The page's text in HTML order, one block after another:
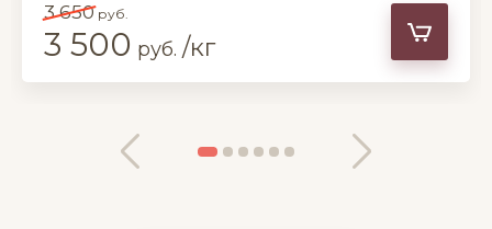
3 650руб.
3 500 руб. /кг